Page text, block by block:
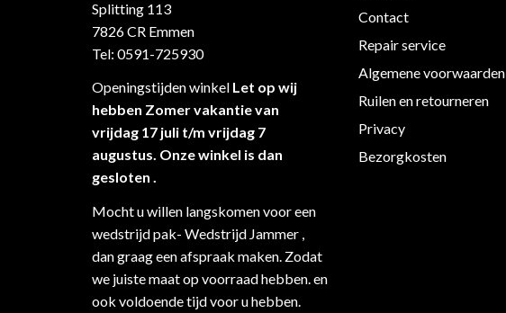
Splitting 113
7826 CR Emmen
Tel: 0591-725930
Openingstijden winkel Let op wij
hebben Zomer vakantie van
vrijdag 17 juli t/m vrijdag 7
augustus. Onze winkel is dan
gesloten .
Mocht u willen langskomen voor een
wedstrijd pak- Wedstrijd Jammer ,
dan graag een afspraak maken. Zodat
we juiste maat op voorraad hebben. en
ook voldoende tijd voor u hebben.
Contact
Repair service
Algemene voorwaarden
Ruilen en retourneren
Privacy
Bezorgkosten